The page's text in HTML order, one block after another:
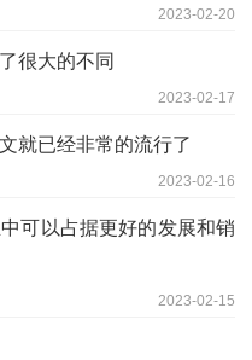
2023-02-20
很大的不同
2023-02-17
就已经非常的流行了
2023-02-16
可以占据更好的发展和销
2023-02-15